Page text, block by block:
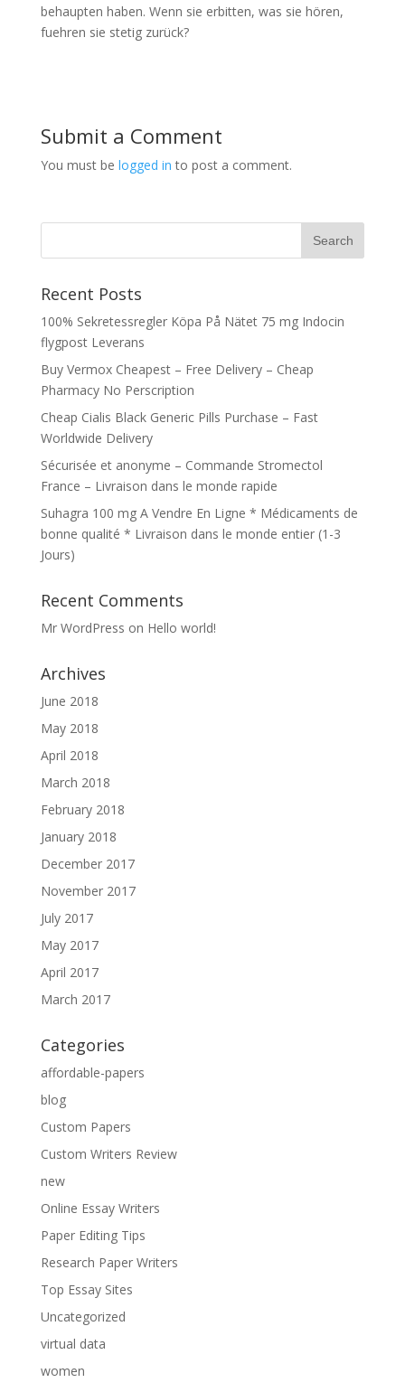
behaupten haben. Wenn sie erbitten, was sie hören,
fuehren sie stetig zurück?
Submit a Comment
You must be logged in to post a comment.
Recent Posts
100% Sekretessregler Köpa På Nätet 75 mg Indocin
flygpost Leverans
Buy Vermox Cheapest – Free Delivery – Cheap
Pharmacy No Perscription
Cheap Cialis Black Generic Pills Purchase – Fast
Worldwide Delivery
Sécurisée et anonyme – Commande Stromectol
France – Livraison dans le monde rapide
Suhagra 100 mg A Vendre En Ligne * Médicaments de
bonne qualité * Livraison dans le monde entier (1-3
Jours)
Recent Comments
Mr WordPress on Hello world!
Archives
June 2018
May 2018
April 2018
March 2018
February 2018
January 2018
December 2017
November 2017
July 2017
May 2017
April 2017
March 2017
Categories
affordable-papers
blog
Custom Papers
Custom Writers Review
new
Online Essay Writers
Paper Editing Tips
Research Paper Writers
Top Essay Sites
Uncategorized
virtual data
women